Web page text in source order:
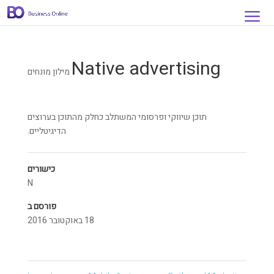
Native advertising מילון מונחים
תוכן שיווקי ופרסומי המשתלב כחלק מהתוכן בערוצים
הדיגיטליים.
כישורים
N
פורסם ב
18 באוקטובר 2016